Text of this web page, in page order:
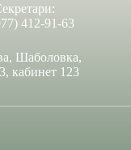
412-91-63
Шаболовка,
кабинет 123